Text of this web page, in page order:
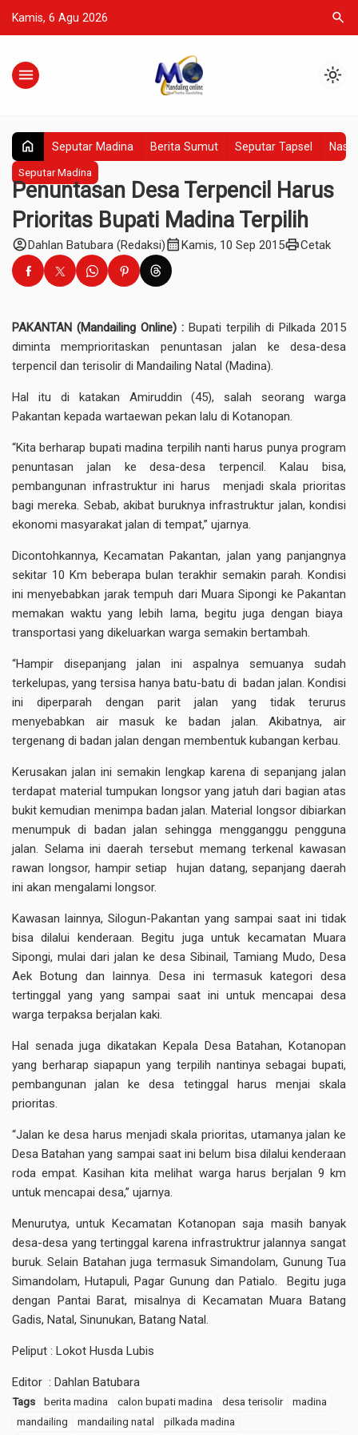
Kamis, 6 Agu 2026 search
menu light_mode
home Seputar Madina Berita Sumut Seputar Tapsel
Seputar Madina
Penuntasan Desa Terpencil Harus
Prioritas Bupati Madina Terpilih
account_circleDahlan Batubara (Redaksi)calendar_monthKamis, 10 Sep 2015printCetak
PAKANTAN (Mandailing Online) : Bupati terpilih di Pilkada 2015
diminta memprioritaskan penuntasan jalan ke desa-desa
terpencil dan terisolir di Mandailing Natal (Madina).
Hal itu di katakan Amiruddin (45), salah seorang warga
Pakantan kepada wartaewan pekan lalu di Kotanopan.
“Kita berharap bupati madina terpilih nanti harus punya program
penuntasan jalan ke desa-desa terpencil. Kalau bisa,
pembangunan infrastruktur ini harus menjadi skala prioritas
bagi mereka. Sebab, akibat buruknya infrastruktur jalan, kondisi
ekonomi masyarakat jalan di tempat,” ujarnya.
Dicontohkannya, Kecamatan Pakantan, jalan yang panjangnya
sekitar 10 Km beberapa bulan terakhir semakin parah. Kondisi
ini menyebabkan jarak tempuh dari Muara Sipongi ke Pakantan
memakan waktu yang lebih lama, begitu juga dengan biaya
transportasi yang dikeluarkan warga semakin bertambah.
“Hampir disepanjang jalan ini aspalnya semuanya sudah
terkelupas, yang tersisa hanya batu-batu di badan jalan. Kondisi
ini diperparah dengan parit jalan yang tidak terurus
menyebabkan air masuk ke badan jalan. Akibatnya, air
tergenang di badan jalan dengan membentuk kubangan kerbau.
Kerusakan jalan ini semakin lengkap karena di sepanjang jalan
terdapat material tumpukan longsor yang jatuh dari bagian atas
bukit kemudian menimpa badan jalan. Material longsor dibiarkan
menumpuk di badan jalan sehingga mengganggu pengguna
jalan. Selama ini daerah tersebut memang terkenal kawasan
rawan longsor, hampir setiap hujan datang, sepanjang daerah
ini akan mengalami longsor.
Kawasan lainnya, Silogun-Pakantan yang sampai saat ini tidak
bisa dilalui kenderaan. Begitu juga untuk kecamatan Muara
Sipongi, mulai dari jalan ke desa Sibinail, Tamiang Mudo, Desa
Aek Botung dan lainnya. Desa ini termasuk kategori desa
tertinggal yang yang sampai saat ini untuk mencapai desa
warga terpaksa berjalan kaki.
Hal senada juga dikatakan Kepala Desa Batahan, Kotanopan
yang berharap siapapun yang terpilih nantinya sebagai bupati,
pembangunan jalan ke desa tetinggal harus menjai skala
prioritas.
“Jalan ke desa harus menjadi skala prioritas, utamanya jalan ke
Desa Batahan yang sampai saat ini belum bisa dilalui kenderaan
roda empat. Kasihan kita melihat warga harus berjalan 9 km
untuk mencapai desa,” ujarnya.
Menurutya, untuk Kecamatan Kotanopan saja masih banyak
desa-desa yang tertinggal karena infrastruktrur jalannya sangat
buruk. Selain Batahan juga termasuk Simandolam, Gunung Tua
Simandolam, Hutapuli, Pagar Gunung dan Patialo. Begitu juga
dengan Pantai Barat, misalnya di Kecamatan Muara Batang
Gadis, Natal, Sinunukan, Batang Natal.
Peliput : Lokot Husda Lubis
Editor : Dahlan Batubara
Tags berita madina calon bupati madina desa terisolir
madina
mandailing
mandailing natal pilkada madina